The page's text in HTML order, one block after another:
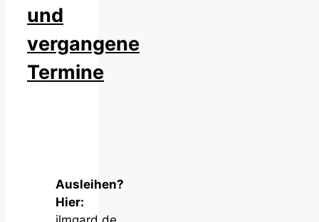
und
vergangene
Termine
Ausleihen?
Hier: